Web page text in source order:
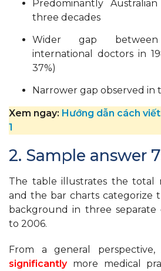
Predominantly
three decades
Wider gap
international doctors in
37%)
Narrower gap observed in
Xem ngay: Hướng dẫn cách
1
2. Sample answer
The table illustrates the total
and the bar charts categorize
background in three separate
to 2006.
From a general
significantly more medical